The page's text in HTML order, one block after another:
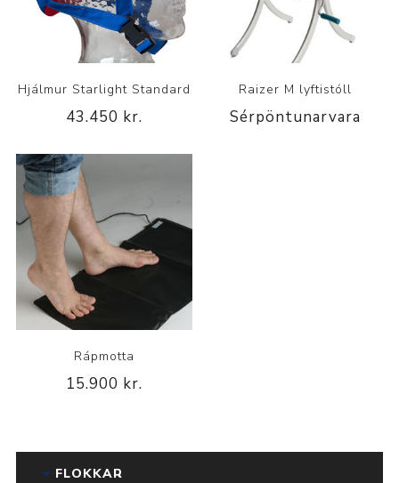
Hjálmur Starlight Standard
43.450 kr.
Raizer M lyftistóll
Sérpöntunarvara
Rápmotta
15.900 kr.
FLOKKAR